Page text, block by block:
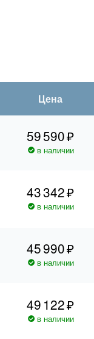
Цена
59 590
в наличии
43 342
в наличии
45 990
в наличии
49 122
в наличии